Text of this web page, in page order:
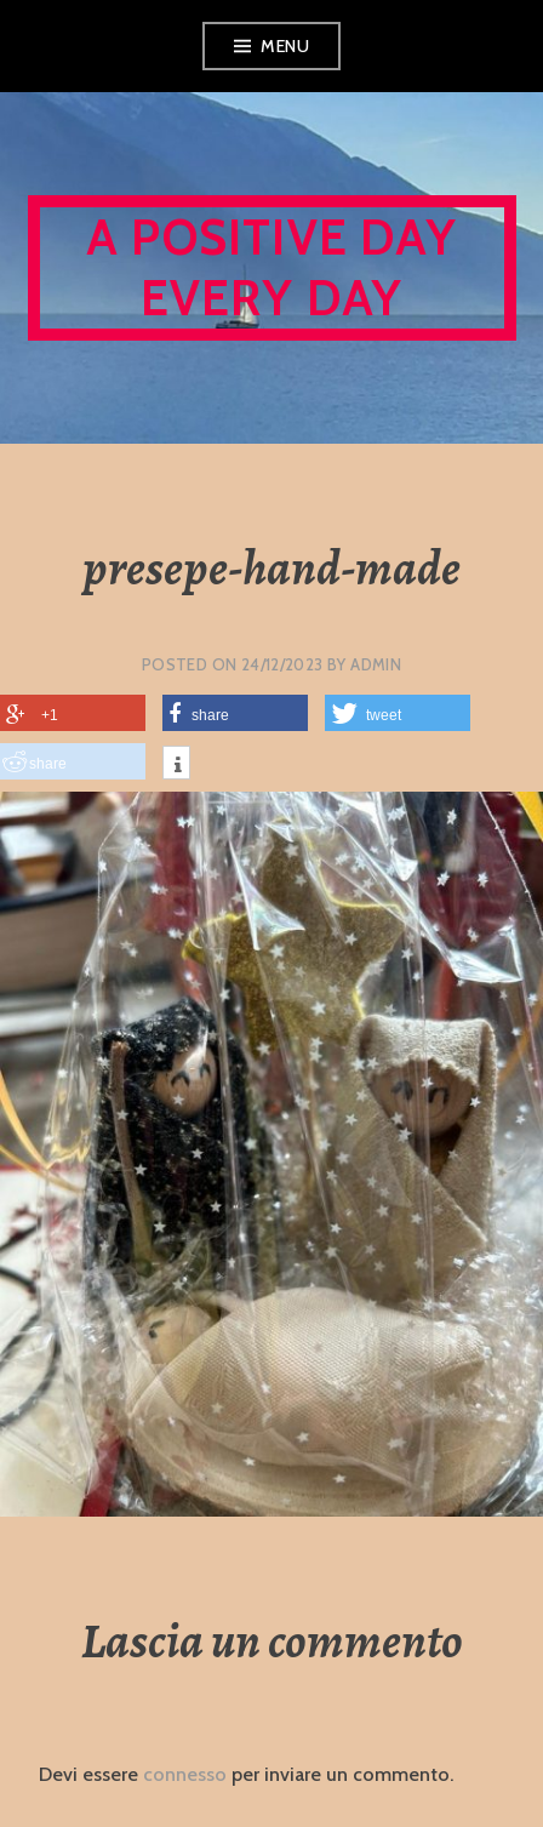
content
MENU
A POSITIVE DAY
EVERY DAY
presepe-hand-made
POSTED ON 24/12/2023 BYADMIN
+1 share tweet
share
Lascia un commento
Devi essere connesso per inviare un commento.